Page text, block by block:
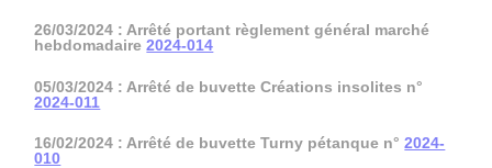
26/03/2024 : Arrêté portant règlement général marché
hebdomadaire2024-014
05/03/2024 : Arrêté de buvette Créations insolites n°
2024-011
16/02/2024 : Arrêté de buvette Turny pétanque n°2024-
010